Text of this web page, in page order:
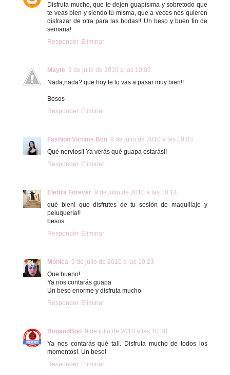
Disfruta mucho, que te dejen guapísima y sobretodo que
te veas bien y siendo tú misma, que a veces nos quieren
disfrazar de otra para las bodas!! Un beso y buen fin de
semana!
Responder Eliminar
Mayte 9 de julio de 2010 a las 10:03
Nada,nada? que hoy te lo vas a pasar muy bien!!
Besos
Responder Eliminar
Fashion Victims Bcn 9 de julio de 2010 a las 10:03
Qué nervios!! Ya verás qué guapa estarás!!
Responder Eliminar
Elettra Forever 9 de julio de 2010 a las 10:14
qué bien! que disfrutes de tu sesión de maquillaje y
peluquería!!
besos
Responder Eliminar
Mónica 9 de julio de 2010 a las 10:23
Que bueno!
Ya nos contarás guapa
Un beso enorme y disfruta mucho
Responder Eliminar
BooandBoo 9 de julio de 2010 a las 10:38
Ya nos contarás qué tal!. Disfruta mucho de todos los
momentos!. Un beso!
Responder Eliminar